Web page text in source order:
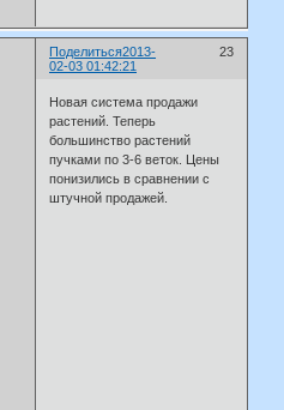
Поделиться 23
2013-
02-03 01:42:21
Новая система продажи
растений. Теперь
большинство растений
пучками по 3-6 веток. Цены
понизились в сравнении с
штучной продажей.